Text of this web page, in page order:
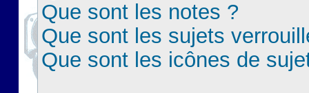
Que sont les notes ?
Que sont les sujets
Que sont les icônes de